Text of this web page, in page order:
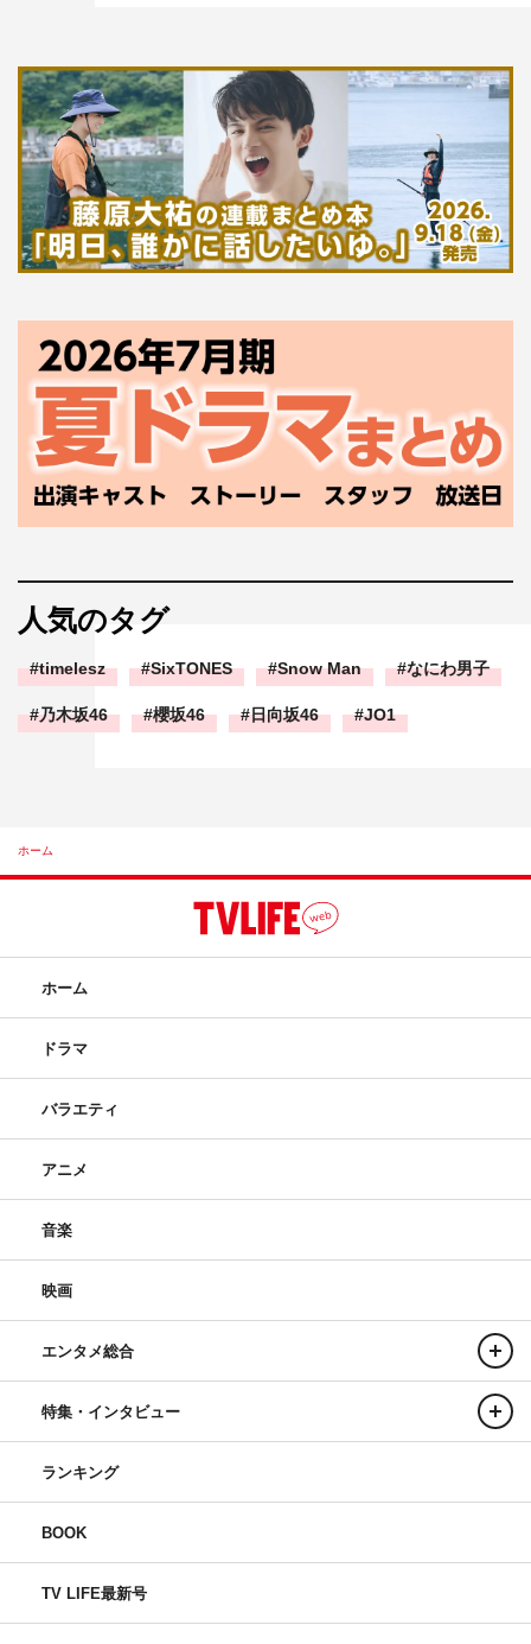
人気のタグ
timelesz SixTONES Snow Man なにわ男子
乃木坂46 櫻坂46 日向坂46 JO1
ホーム
ホーム
ドラマ
バラエティ
アニメ
音楽
映画
エンタメ総合
特集・インタビュー
ランキング
BOOK
TV LIFE最新号